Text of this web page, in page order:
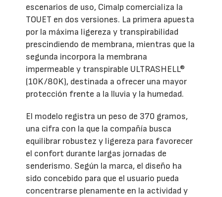
escenarios de uso, Cimalp comercializa la
TOUET en dos versiones. La primera apuesta
por la máxima ligereza y transpirabilidad
prescindiendo de membrana, mientras que la
segunda incorpora la membrana
impermeable y transpirable ULTRASHELL®
(10K/80K), destinada a ofrecer una mayor
protección frente a la lluvia y la humedad.
El modelo registra un peso de 370 gramos,
una cifra con la que la compañía busca
equilibrar robustez y ligereza para favorecer
el confort durante largas jornadas de
senderismo. Según la marca, el diseño ha
sido concebido para que el usuario pueda
concentrarse plenamente en la actividad y